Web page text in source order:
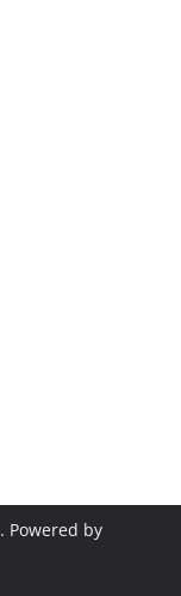
. Powered by